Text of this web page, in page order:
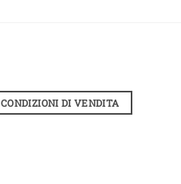
CONDIZIONI DI VENDITA